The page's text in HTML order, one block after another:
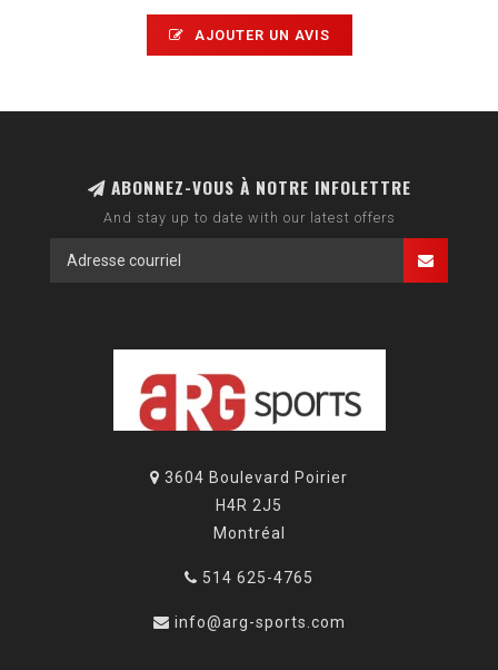
AJOUTER UN AVIS
ABONNEZ-VOUS À NOTRE INFOLETTRE
And stay up to date with our latest offers
3604 Boulevard Poirier
H4R 2J5
Montréal
514 625-4765
info@arg-sports.com